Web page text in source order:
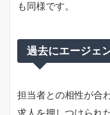
も同様です。
過去にエージェ
担当者との相性が合
求人を押しつけられ